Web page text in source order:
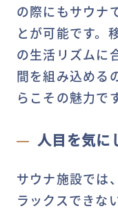
の際にもサウナ
とが可能です。
の生活リズムに
間を組み込める
らこその魅力です
人目を気に
サウナ施設では
ラックスできな